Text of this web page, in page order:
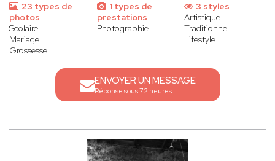
23 types de
photos
Scolaire
Mariage
Grossesse
1 types de
prestations
Photographie
3 styles
Artistique
Traditionnel
Lifestyle
ENVOYER UN MESSAGE
Réponse sous 72 heures